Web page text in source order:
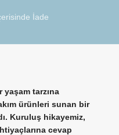
İade
tarzına
ürünleri sunan bir
Kuruluş hikayemiz,
cevap